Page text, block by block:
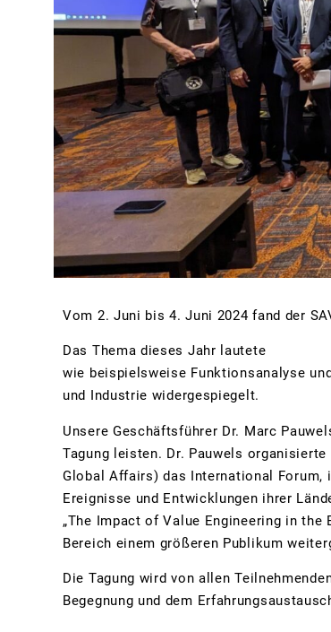
Vom 2. Juni bis 4. Juni 2024 fand der
Das Thema dieses Jahr lautete
wie beispielsweise Funktionsanalyse
und Industrie widergespiegelt.
Unsere Geschäftsführer Dr. Marc
Tagung leisten. Dr. Pauwels
Global Affairs) das International
Ereignisse und Entwicklungen ihrer
„The Impact of Value Engineering in
Bereich einem größeren Publikum
Die Tagung wird von allen
Begegnung und dem